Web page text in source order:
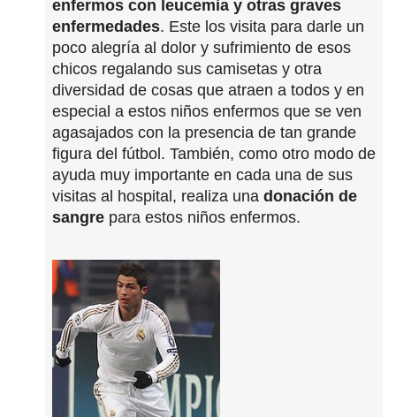
enfermos con leucemia y otras graves
enfermedades. Este los visita para darle un
poco alegría al dolor y sufrimiento de esos
chicos regalando sus camisetas y otra
diversidad de cosas que atraen a todos y en
especial a estos niños enfermos que se ven
agasajados con la presencia de tan grande
figura del fútbol. También, como otro modo de
ayuda muy importante en cada una de sus
visitas al hospital, realiza una donación de
sangre para estos niños enfermos.